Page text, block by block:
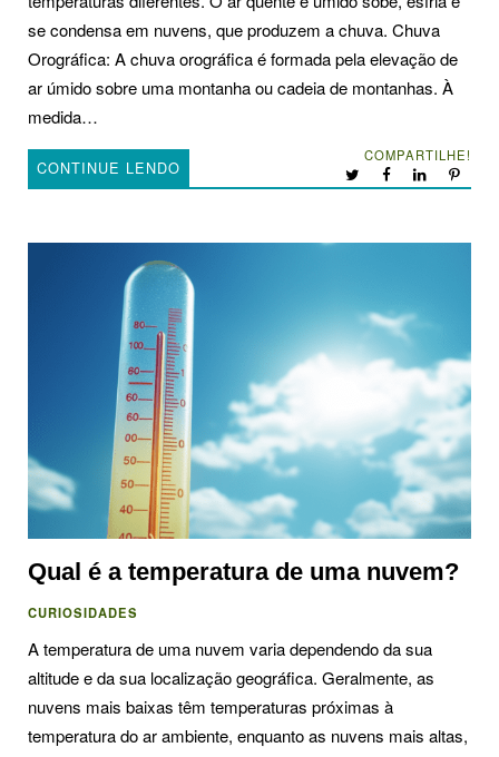
se condensa em nuvens, que produzem a chuva. Chuva
Orográfica: A chuva orográfica é formada pela elevação de
ar úmido sobre uma montanha ou cadeia de montanhas. À
medida…
CONTINUE LENDO
COMPARTILHE!
Qual é a temperatura de uma nuvem?
CURIOSIDADES
A temperatura de uma nuvem varia dependendo da sua
altitude e da sua localização geográfica. Geralmente, as
nuvens mais baixas têm temperaturas próximas à
temperatura do ar ambiente, enquanto as nuvens mais altas,